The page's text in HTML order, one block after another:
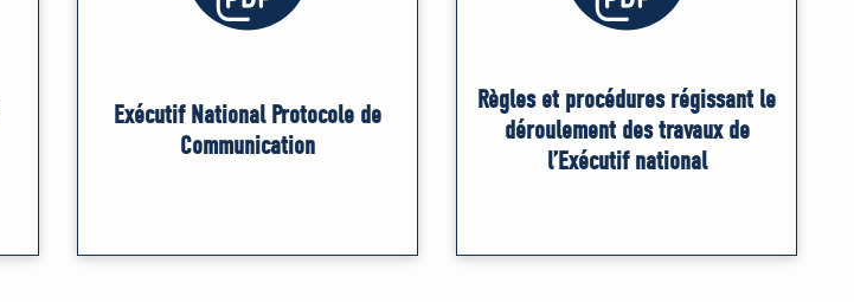
Exécutif National Protocole de
Communication
Règles et procédures régissant le
déroulement des travaux de
l’Exécutif national